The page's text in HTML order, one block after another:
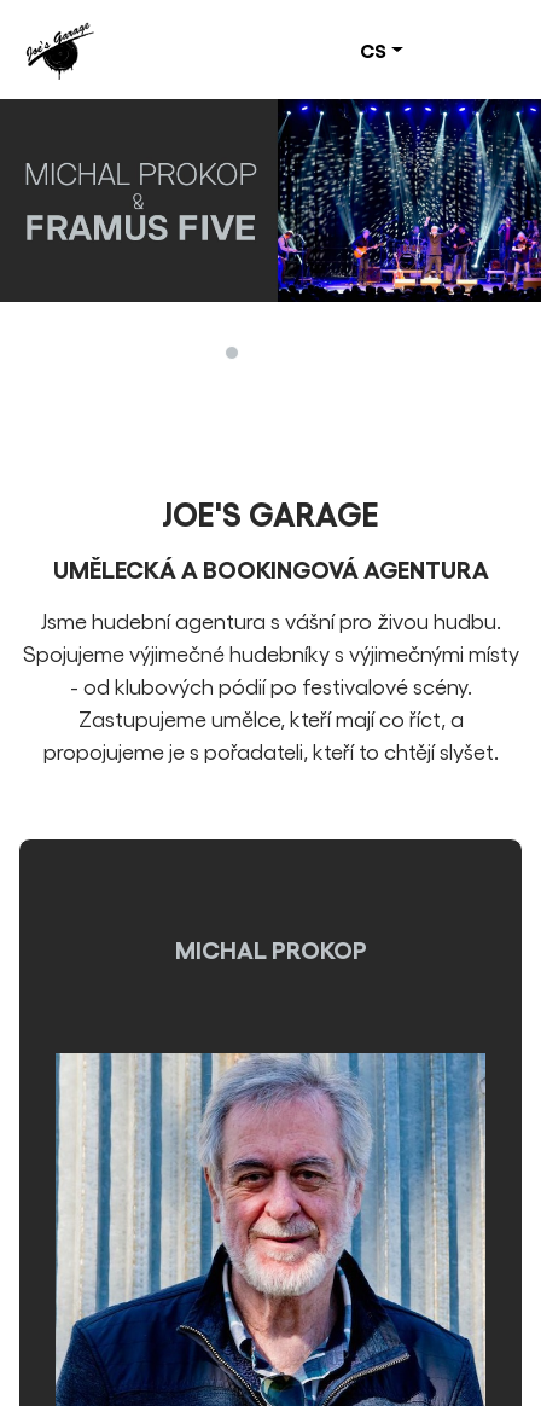
CS
JOE'S GARAGE
UMĚLECKÁ A BOOKINGOVÁ AGENTURA
Jsme hudební agentura s vášní pro živou hudbu.
Spojujeme výjimečné hudebníky s výjimečnými místy
- od klubových pódií po festivalové scény.
Zastupujeme umělce, kteří mají co říct, a
propojujeme je s pořadateli, kteří to chtějí slyšet.
MICHAL PROKOP